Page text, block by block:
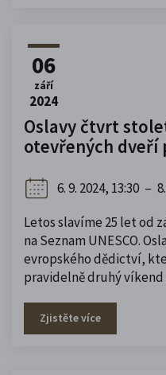
06
září
2024
Oslavy čtvrt
otevřených dveří
6. 9. 2024, 13:30 –
Letos slavíme 25 let od
na Seznam UNESCO.
evropského dědictví,
pravidelně druhý víkend
Zjistěte více